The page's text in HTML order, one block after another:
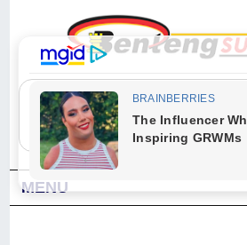
"Sesungguhnya Allah dan para malaikat-
Wahai orang-orang yang beriman,
ucapkanlah salam dengan penuh
Ahzab Ayat 56)
MENU